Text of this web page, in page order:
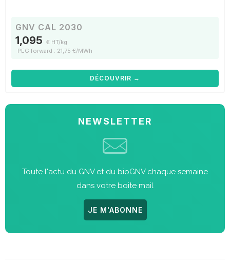
GNV CAL 2030
1,095 € HT/kg
PEG forward : 21,75 €/MWh
DÉCOUVRIR →
NEWSLETTER
Toute l'actu du GNV et du bioGNV chaque semaine
dans votre boite mail
JE M'ABONNE